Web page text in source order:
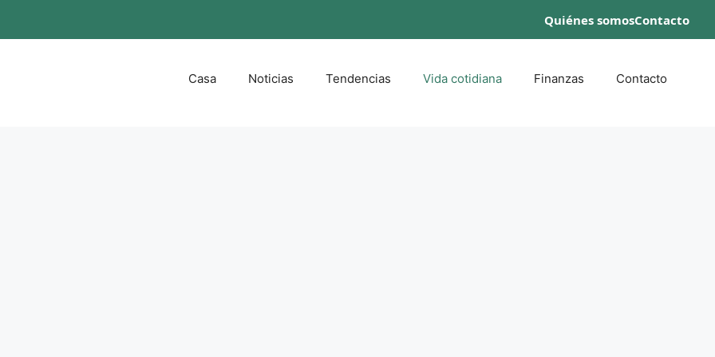
Quiénes somosContacto
Casa Noticias Tendencias Vida cotidiana Finanzas Contacto